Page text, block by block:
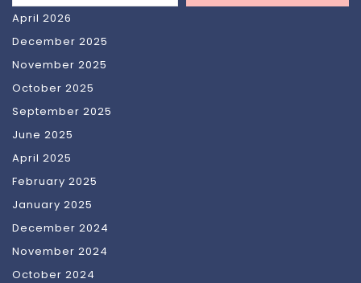
April 2026
December 2025
November 2025
October 2025
September 2025
June 2025
April 2025
February 2025
January 2025
December 2024
November 2024
October 2024